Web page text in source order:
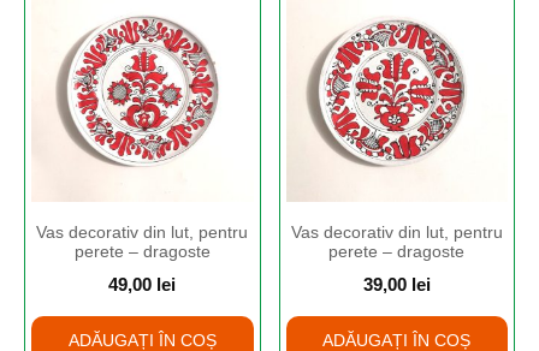
Vas decorativ din lut, pentru
perete – dragoste
49,00 lei
ADĂUGAȚI ÎN COȘ
Vas decorativ din lut, pentru
perete – dragoste
39,00 lei
ADĂUGAȚI ÎN COȘ